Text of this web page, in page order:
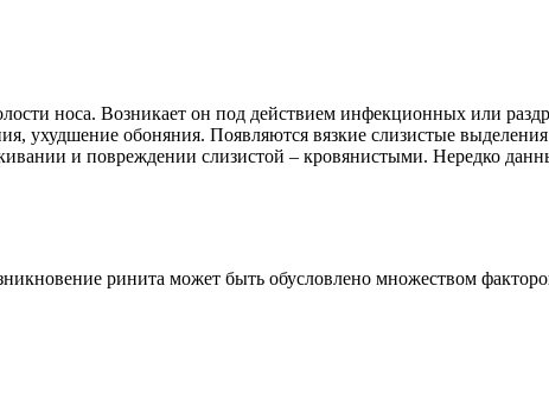
носа. Возникает он под действием инфекционных или
ухудшение обоняния. Появляются вязкие слизистые
и повреждении слизистой – кровянистыми. Нередко
ринита может быть обусловлено множеством